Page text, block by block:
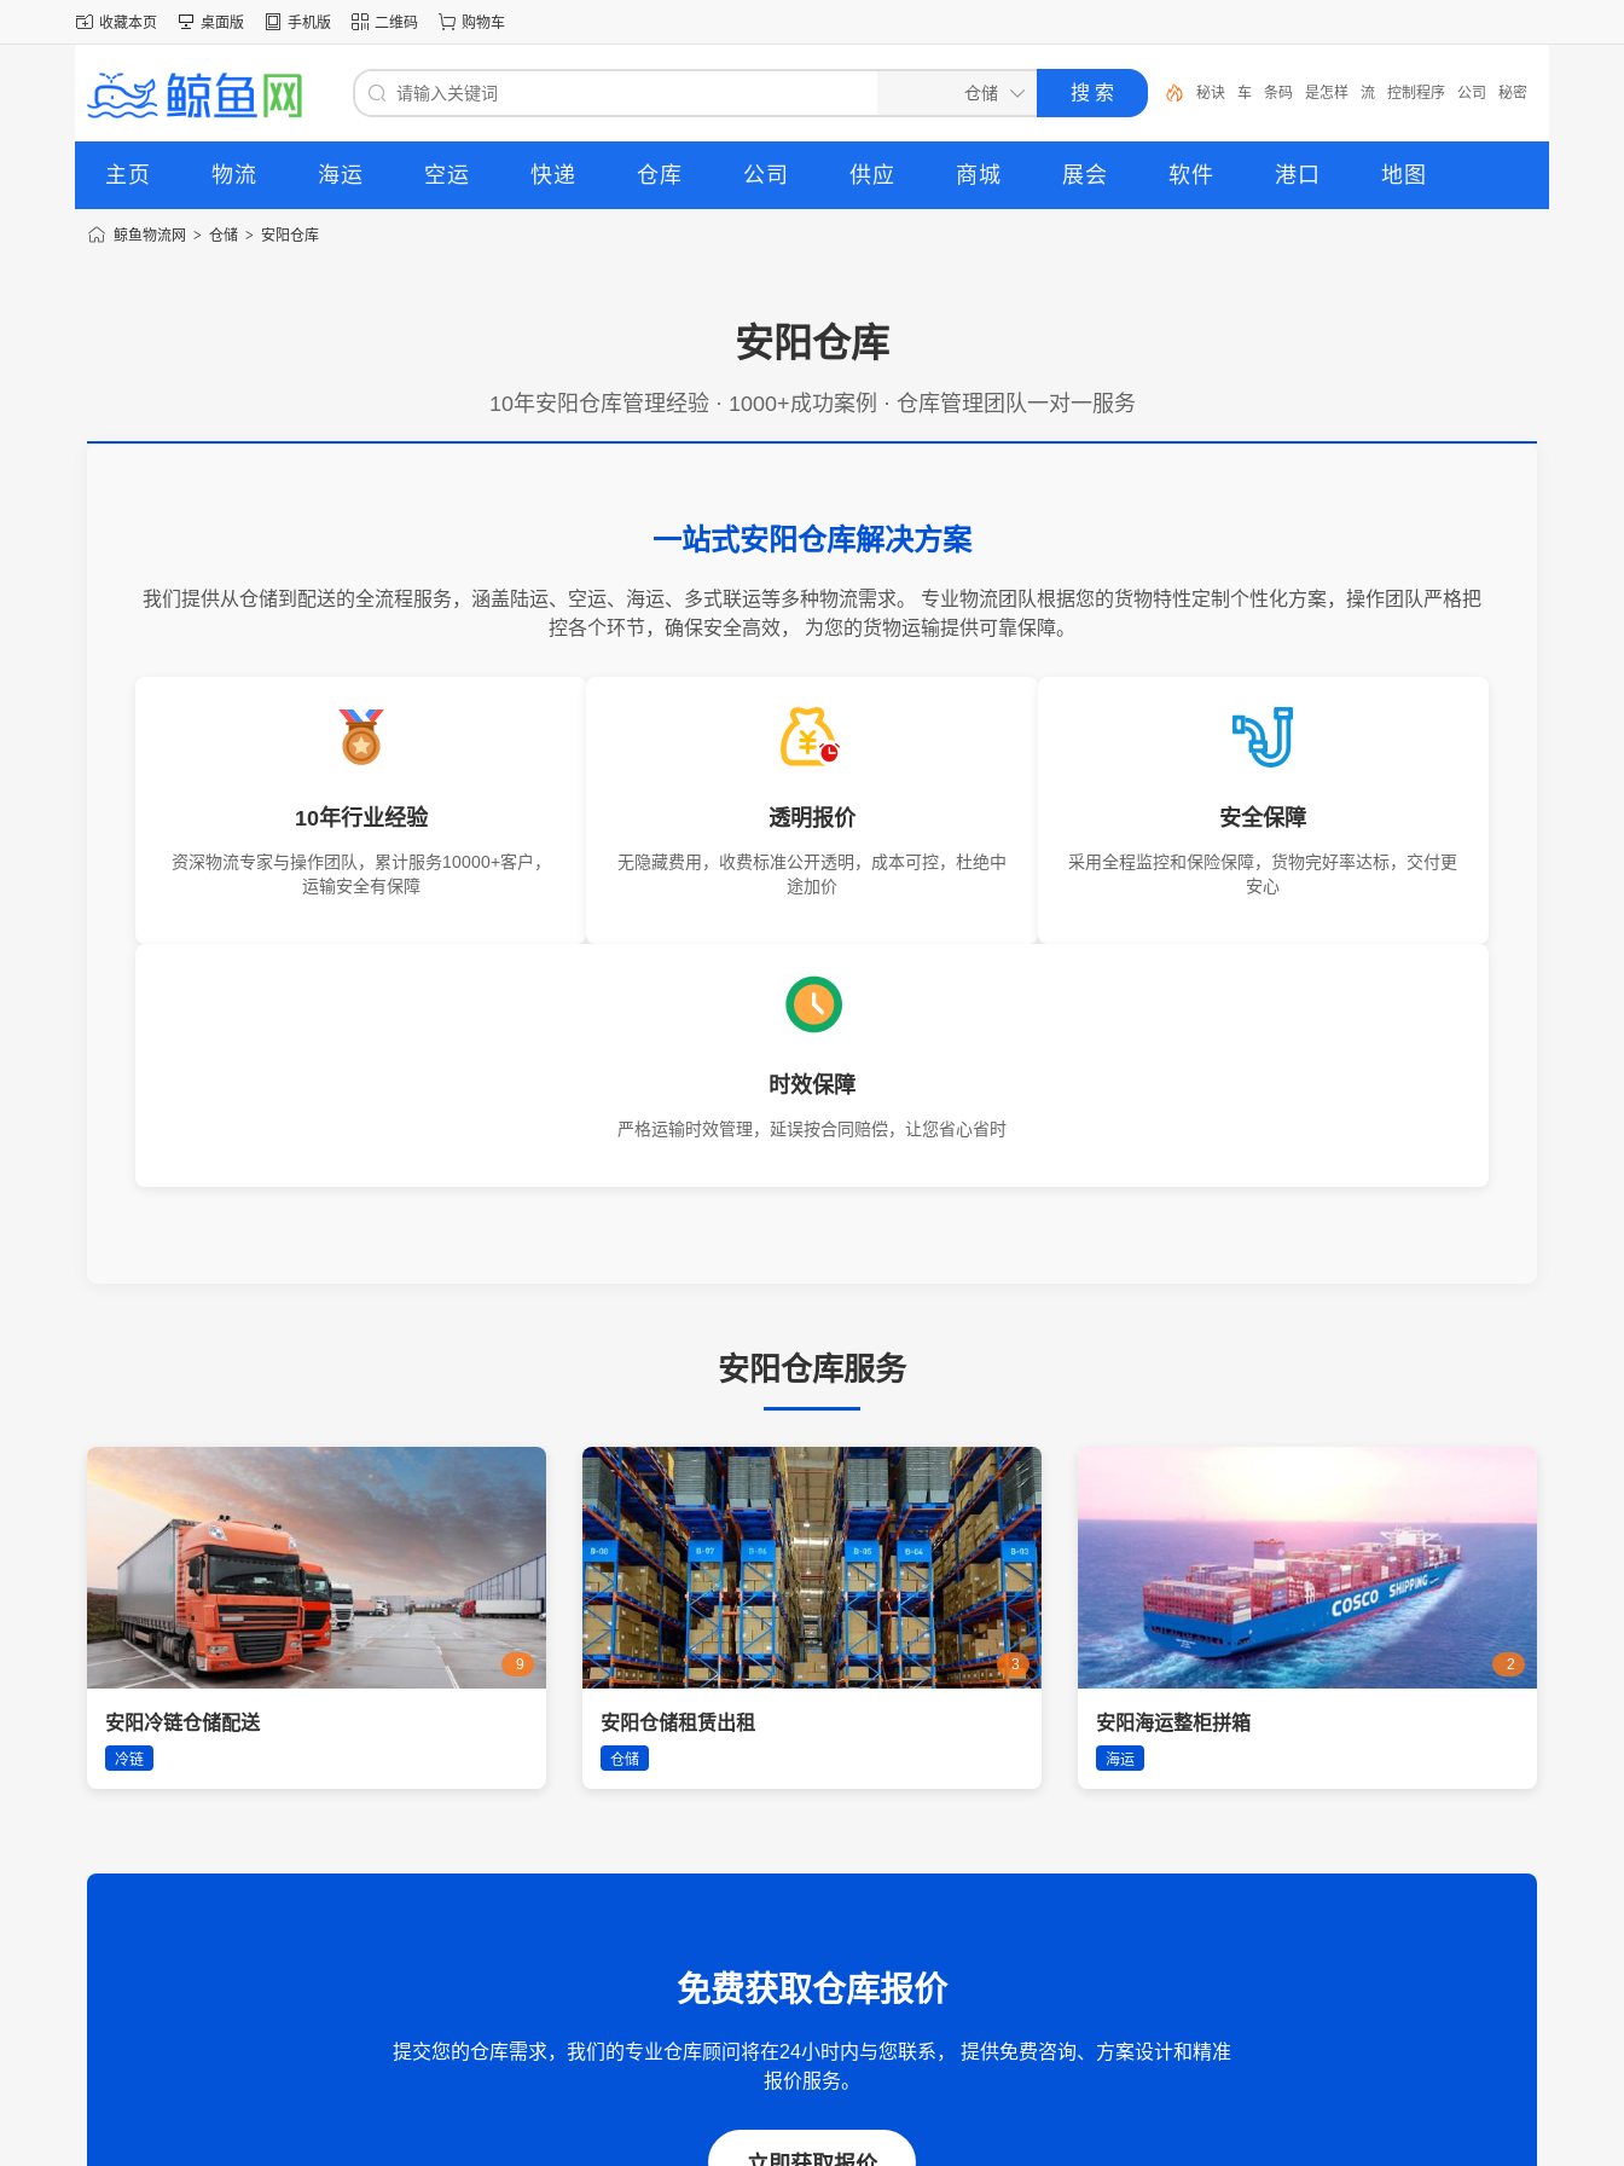
收藏本页 桌面版 手机版 二维码 购物车
秘诀 车 条码 是怎样 流 控制程序 公司 秘密
货架 用好
主页 物流 海运 空运 快递 仓库 公司 供应 商城 展会 软件 港口 地图
鲸鱼物流网 > 仓储 > 安阳仓库
安阳仓库
10年安阳仓库管理经验 · 1000+成功案例 · 仓库管理团队一对一服务
一站式安阳仓库解决方案
我们提供从仓储到配送的全流程服务，涵盖陆运、空运、海运、多式联运等多种物流需求。 专业物流团队根据您的货物特性定制个性化方案，操作团队严格把
控各个环节，确保安全高效， 为您的货物运输提供可靠保障。
10年行业经验
资深物流专家与操作团队，累计服务10000+客户，
运输安全有保障
透明报价
无隐藏费用，收费标准公开透明，成本可控，杜绝中
途加价
安全保障
采用全程监控和保险保障，货物完好率达标，交付更
安心
时效保障
严格运输时效管理，延误按合同赔偿，让您省心省时
安阳仓库服务
9
安阳冷链仓储配送
冷链
3
安阳仓储租赁出租
仓储
2
安阳海运整柜拼箱
海运
免费获取仓库报价
提交您的仓库需求，我们的专业仓库顾问将在24小时内与您联系， 提供免费咨询、方案设计和精准
报价服务。